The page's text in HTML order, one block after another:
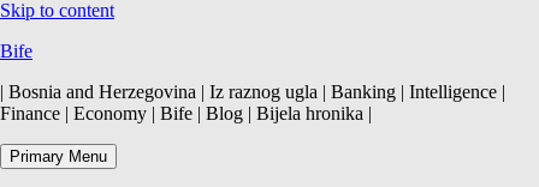
Skip to content
Bife
| Bosnia and Herzegovina | Iz raznog ugla | Banking | Intelligence |
Finance | Economy | Bife | Blog | Bijela hronika |
Primary Menu